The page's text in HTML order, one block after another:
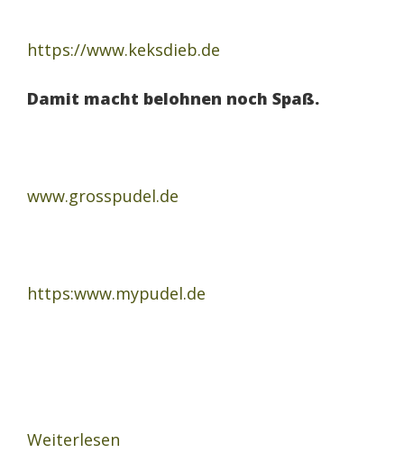
https://www.keksdieb.de
Damit macht belohnen noch Spaß.
www.grosspudel.de
https:www.mypudel.de
Weiterlesen